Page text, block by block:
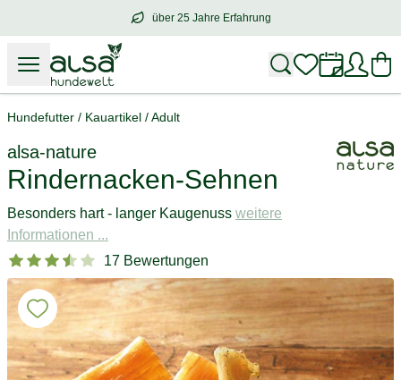
über 25 Jahre Erfahrung
über25 Jahre Erfahrung
Hundefutter / Kauartikel /Adult
alsa-nature
Rindernacken-Sehnen
Besonders hart - langer Kaugenuss weitere
Informationen ...
17 Bewertungen